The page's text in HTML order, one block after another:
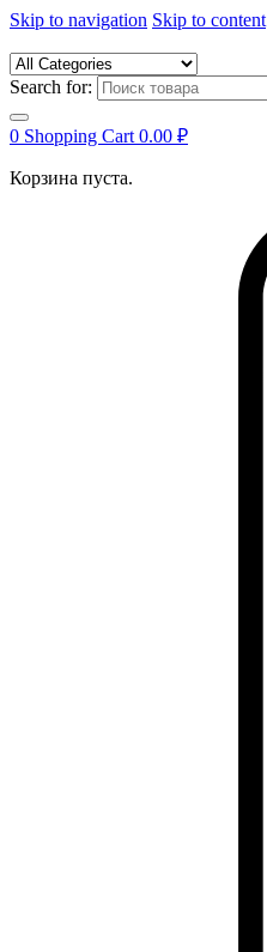
Skip to navigation Skip to content
Search for:
0 Shopping Cart 0.00 ₽
Корзина пуста.